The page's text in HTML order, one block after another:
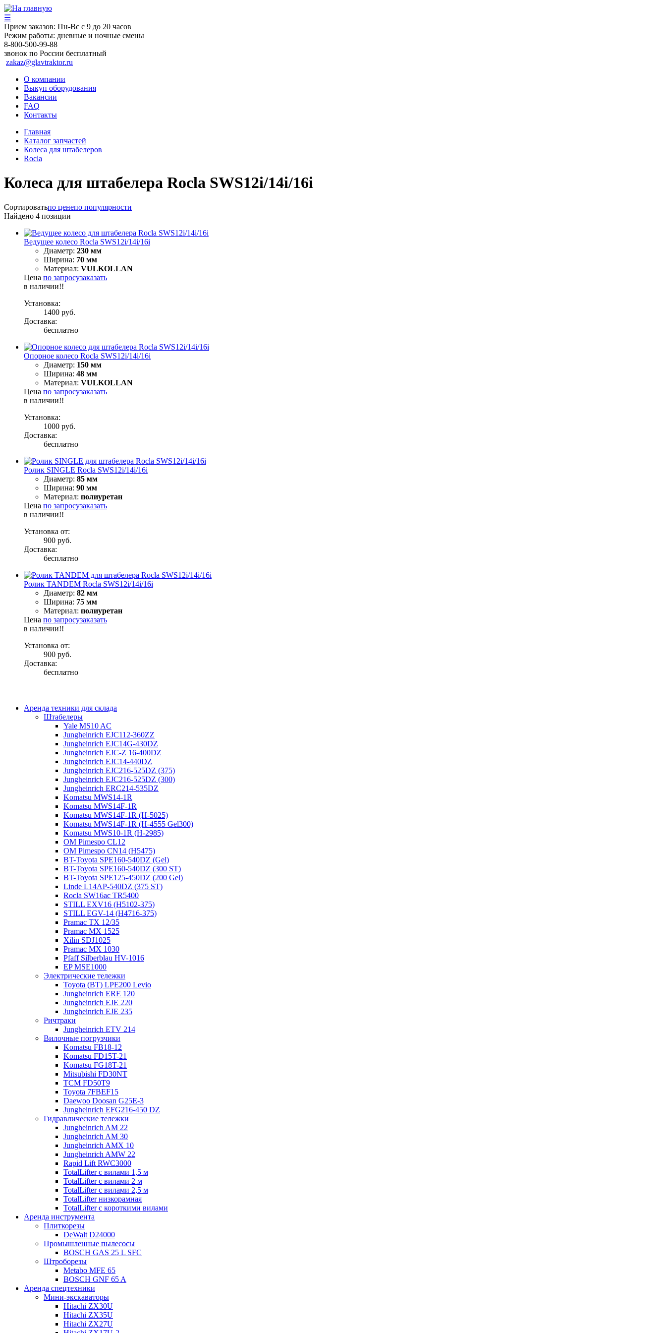
☰
Прием заказов: Пн-Вс с 9 до 20 часов
Режим работы: дневные и ночные смены
8-800-500-99-88
звонок по России бесплатный
zakaz@glavtraktor.ru
О компании
Выкуп оборудования
Вакансии
FAQ
Контакты
Главная
Каталог запчастей
Колеса для штабелеров
Rocla
Колеса для штабелера Rocla SWS12i/14i/16i
Сортироватьпо ценепо популярности
Найдено 4 позиции
Ведущее колесо Rocla SWS12i/14i/16i
Диаметр: 230 мм
Ширина: 70 мм
Материал: VULKOLLAN
Цена по запросузаказать
в наличии!!
Установка:
1400 руб.
Доставка:
бесплатно
Опорное колесо Rocla SWS12i/14i/16i
Диаметр: 150 мм
Ширина: 48 мм
Материал: VULKOLLAN
Цена по запросузаказать
в наличии!!
Установка:
1000 руб.
Доставка:
бесплатно
Ролик SINGLE Rocla SWS12i/14i/16i
Диаметр: 85 мм
Ширина: 90 мм
Материал: полиуретан
Цена по запросузаказать
в наличии!!
Установка от:
900 руб.
Доставка:
бесплатно
Ролик TANDEM Rocla SWS12i/14i/16i
Диаметр: 82 мм
Ширина: 75 мм
Материал: полиуретан
Цена по запросузаказать
в наличии!!
Установка от:
900 руб.
Доставка:
бесплатно
Аренда техники для склада
Штабелеры
Yale MS10 AC
Jungheinrich EJC112-360ZZ
Jungheinrich EJC14G-430DZ
Jungheinrich EJC-Z 16-400DZ
Jungheinrich EJC14-440DZ
Jungheinrich EJC216-525DZ (375)
Jungheinrich EJC216-525DZ (300)
Jungheinrich ERC214-535DZ
Komatsu MWS14-1R
Komatsu MWS14F-1R
Komatsu MWS14F-1R (H-5025)
Komatsu MWS14F-1R (H-4555 Gel300)
Komatsu MWS10-1R (Н-2985)
OM Pimespo CL12
OM Pimespo CN14 (Н5475)
BT-Toyota SPE160-540DZ (Gel)
BT-Toyota SPE160-540DZ (300 ST)
BT-Toyota SPE125-450DZ (200 Gel)
Linde L14AP-540DZ (375 ST)
Rocla SW16ac TR5400
STILL EXV16 (H5102-375)
STILL EGV-14 (H4716-375)
Pramac TX 12/35
Pramac MX 1525
Xilin SDJ1025
Pramac MX 1030
Pfaff Silberblau HV-1016
EP MSE1000
Электрические тележки
Toyota (BT) LPE200 Levio
Jungheinrich ERE 120
Jungheinrich EJE 220
Jungheinrich EJE 235
Ричтраки
Jungheinrich ETV 214
Вилочные погрузчики
Komatsu FB18-12
Komatsu FD15T-21
Komatsu FG18T-21
Mitsubishi FD30NT
TCM FD50T9
Toyota 7FBEF15
Daewoo Doosan G25E-3
Jungheinrich EFG216-450 DZ
Гидравлические тележки
Jungheinrich AM 22
Jungheinrich AM 30
Jungheinrich AMX 10
Jungheinrich AMW 22
Rapid Lift RWC3000
TotalLifter с вилами 1,5 м
TotalLifter с вилами 2 м
TotalLifter с вилами 2,5 м
TotalLifter низкорамная
TotalLifter с короткими вилами
Аренда инструмента
Плиткорезы
DeWalt D24000
Промышленные пылесосы
BOSCH GAS 25 L SFC
Штроборезы
Metabo MFE 65
BOSCH GNF 65 A
Аренда спецтехники
Мини-экскаваторы
Hitachi ZX30U
Hitachi ZX35U
Hitachi ZX27U